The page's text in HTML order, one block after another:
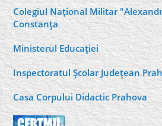
Colegiul Naţional Militar
Constanţa
Ministerul Educaţiei
Inspectoratul Şcolar Judeţean
Casa Corpului Didactic Prahova